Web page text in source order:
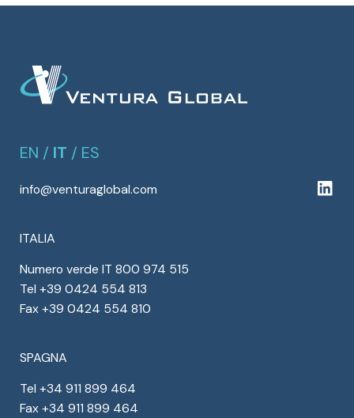
EN / IT / ES
info@venturaglobal.com
ITALIA
Numero verde IT 800 974 515
Tel +39 0424 554 813
Fax +39 0424 554 810
SPAGNA
Tel +34 911 899 464
Fax +34 911 899 464